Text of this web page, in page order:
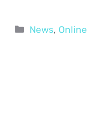
Categorie
News, Online